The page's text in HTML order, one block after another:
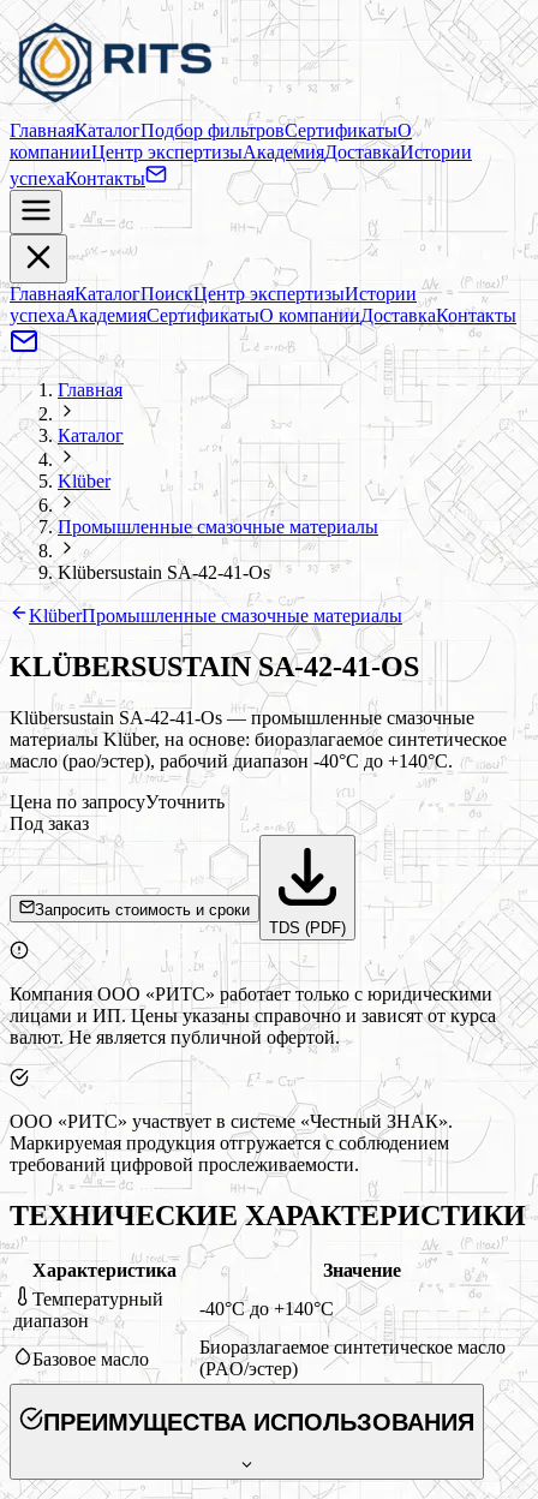
ГлавнаяКаталогПодбор фильтровСертификатыО
компанииЦентр экспертизыАкадемияДоставкаИстории
успехаКонтакты
ГлавнаяКаталогПоискЦентр экспертизыИстории
успехаАкадемияСертификатыО компанииДоставкаКонтакты
Главная
Каталог
Klüber
Промышленные смазочные материалы
Klübersustain SA-42-41-Os
KlüberПромышленные смазочные материалы
KLÜBERSUSTAIN SA-42-41-OS
Klübersustain SA-42-41-Os — промышленные смазочные
материалы Klüber, на основе: биоразлагаемое синтетическое
масло (pao/эстер), рабочий диапазон -40°C до +140°C.
Цена по запросуУточнить
Под заказ
Запросить стоимость и сроки
TDS (PDF)
Компания ООО «РИТС» работает только с юридическими
лицами и ИП. Цены указаны справочно и зависят от курса
валют. Не является публичной офертой.
ООО «РИТС» участвует в системе «Честный ЗНАК».
Маркируемая продукция отгружается с соблюдением
требований цифровой прослеживаемости.
ТЕХНИЧЕСКИЕ ХАРАКТЕРИСТИКИ
Характеристика
Значение
Температурный
диапазон
-40°C до +140°C
Базовое масло
Биоразлагаемое синтетическое масло
(PAO/эстер)
ПРЕИМУЩЕСТВА ИСПОЛЬЗОВАНИЯ